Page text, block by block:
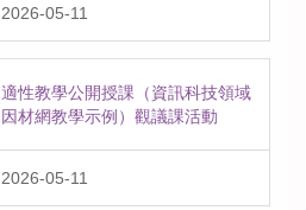
2026-05-11
適性教學公開授課（資訊科技領域
因材網教學示例）觀議課活動
2026-05-11